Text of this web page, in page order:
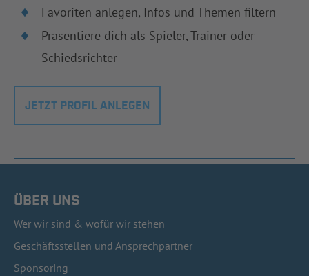
Favoriten anlegen, Infos und Themen filtern
Präsentiere dich als Spieler, Trainer oder
Schiedsrichter
JETZT PROFIL ANLEGEN
ÜBER UNS
Wer wir sind & wofür wir stehen
Geschäftsstellen und Ansprechpartner
Sponsoring